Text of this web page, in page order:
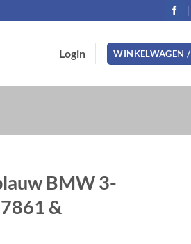
Login WINKELWAGEN /
BMW 3-
&